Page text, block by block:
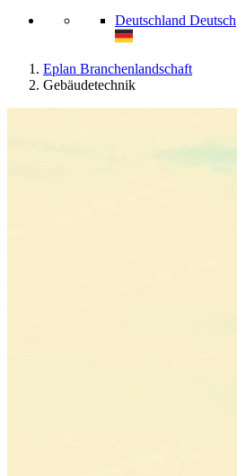
Deutschland Deutsch
Eplan Branchenlandschaft
Gebäudetechnik